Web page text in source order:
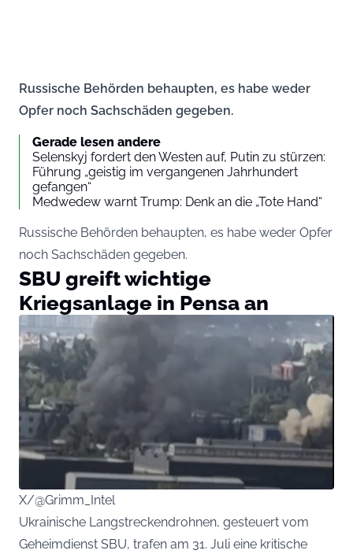
Russische Behörden behaupten, es habe weder
Opfer noch Sachschäden gegeben.
Gerade lesen andere
Selenskyj fordert den Westen auf, Putin zu stürzen:
Führung „geistig im vergangenen Jahrhundert
gefangen“
Medwedew warnt Trump: Denk an die „Tote Hand“
Russische Behörden behaupten, es habe weder Opfer
noch Sachschäden gegeben.
SBU greift wichtige
Kriegsanlage in Pensa an
X/@Grimm_Intel
Ukrainische Langstreckendrohnen, gesteuert vom
Geheimdienst SBU, trafen am 31. Juli eine kritische